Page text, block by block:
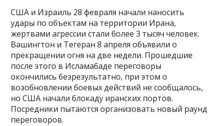
США и Израиль 28 февраля начали наносить
удары по объектам на территории Ирана,
жертвами агрессии стали более 3 тысяч человек.
Вашингтон и Тегеран 8 апреля объявили о
прекращении огня на две недели. Прошедшие
после этого в Исламабаде переговоры
окончились безрезультатно, при этом о
возобновлении боевых действий не сообщалось,
но США начали блокаду иранских портов.
Посредники пытаются организовать новый раунд
переговоров.